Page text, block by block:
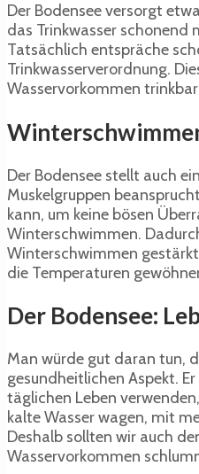
Der Bodensee versorgt
das Trinkwasser
Tatsächlich entspräche
Trinkwasserverordnung.
Wasservorkommen
Der Bodensee stellt auch
Muskelgruppen
kann, um keine bösen
Winterschwimmen.
Winterschwimmen
die Temperaturen
Der Bodensee:
Man würde gut daran tun,
gesundheitlichen Aspekt.
täglichen Leben
kalte Wasser wagen, mit
Deshalb sollten wir auch
Wasservorkommen